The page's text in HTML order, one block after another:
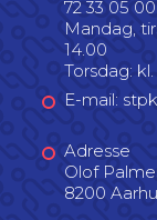
72 33 05 00
Mandag,
14.00
Torsdag:
E-mail:
Adresse
Olof
8200